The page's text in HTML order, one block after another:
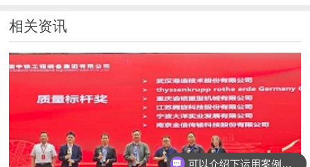
相关资讯